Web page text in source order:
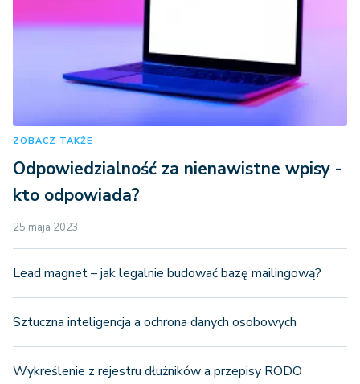
ZOBACZ TAKŻE
Odpowiedzialność za nienawistne wpisy -
kto odpowiada?
25 maja 2023
Lead magnet – jak legalnie budować bazę mailingową?
Sztuczna inteligencja a ochrona danych osobowych
Wykreślenie z rejestru dłużników a przepisy RODO